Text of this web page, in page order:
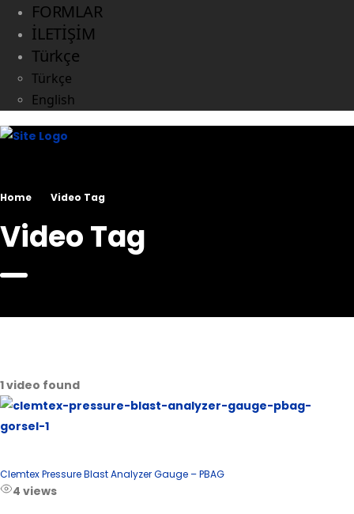
FORMLAR
İLETİŞİM
Türkçe
Türkçe
English
Home Video Tag
Video Tag
1 video found
Clemtex Pressure Blast Analyzer Gauge – PBAG
4 views